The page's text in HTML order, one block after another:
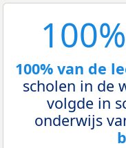
100%
100% van de
scholen in de
volgde in
onderwijs